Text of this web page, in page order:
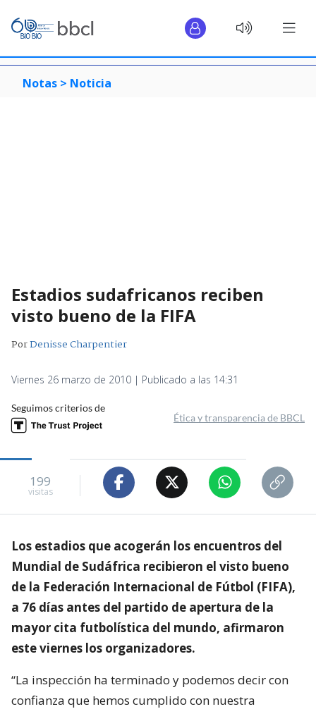
Notas > Noticia
Estadios sudafricanos reciben
visto bueno de la FIFA
PorDenisse Charpentier
Viernes 26 marzo de 2010 | Publicado a las 14:31
Seguimos criterios de
Ética y transparencia de BBCL
199
visitas
Los estadios que acogerán los encuentros del
Mundial de Sudáfrica recibieron el visto bueno
de la Federación Internacional de Fútbol (FIFA),
a 76 días antes del partido de apertura de la
mayor cita futbolística del mundo, afirmaron
este viernes los organizadores.
“La inspección ha terminado y podemos decir con
confianza que hemos cumplido con nuestra